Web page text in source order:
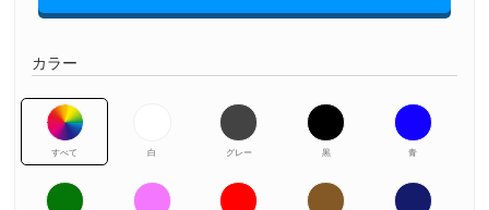
カラー
すべて 白 グレー 黒 青